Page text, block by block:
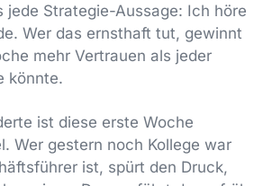
jede Strategie-Aussage: Ich höre
Wer das ernsthaft tut, gewinnt
mehr Vertrauen als jeder
könnte.
ist diese erste Woche
Wer gestern noch Kollege war
ist, spürt den Druck,